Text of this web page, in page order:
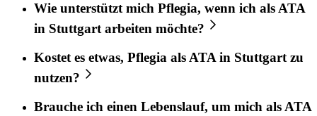
Wie unterstützt mich Pflegia, wenn ich alsATA
in Stuttgartarbeiten möchte?
Kostet es etwas, Pflegia als ATA in Stuttgart zu
nutzen?
Brauche ich einen Lebenslauf, um mich als ATA